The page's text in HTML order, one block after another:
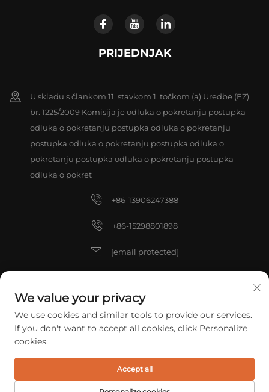
PRIJEDNJAK
U skladu s člankom 11. stavkom 1. točkom (a) Uredbe (EZ)
br. 1225/2009 Komisija je odluka o pokretanju postupka
odluka o pokretanju postupka odluka o pokretanju
postupka odluka o pokretanju postupka odluka o
pokretanju postupka odluka o pokretanju postupka
odluka o pokret
+86-13906247388
+86-15298801898
[email protected]
Autorska prava © 2025 China ZHANGJIAGANG TIANXIN TOOLS CO.,
LTD. Sva prava pridržana. Politika privatnosti
We value your privacy
We use cookies and similar tools to provide our services.
If you don't want to accept all cookies, click Personalize
cookies.
Accept all